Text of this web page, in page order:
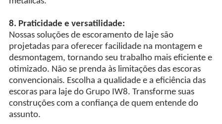
8. Praticidade e versatilidade:
Nossas soluções de escoramento de laje são
projetadas para oferecer facilidade na montagem e
desmontagem, tornando seu trabalho mais eficiente e
otimizado. Não se prenda às limitações das escoras
convencionais. Escolha a qualidade e a eficiência das
escoras para laje do Grupo IW8. Transforme suas
construções com a confiança de quem entende do
assunto.